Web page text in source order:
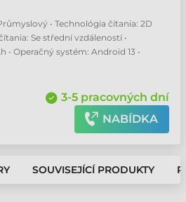
• Technológia čítania: 2D
Se střední vzdáleností •
Operačný systém: Android 13 •
3-5 pracovných dní
NABÍDKA
SOUVISEJÍCÍ PRODUKTY